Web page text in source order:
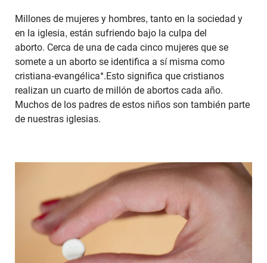
Millones de mujeres y hombres, tanto en la sociedad y
en la iglesia, están sufriendo bajo la culpa del
aborto. Cerca de una de cada cinco mujeres que se
somete a un aborto se identifica a sí misma como
cristiana-evangélica*.Esto significa que cristianos
realizan un cuarto de millón de abortos cada año.
Muchos de los padres de estos niños son también parte
de nuestras iglesias.